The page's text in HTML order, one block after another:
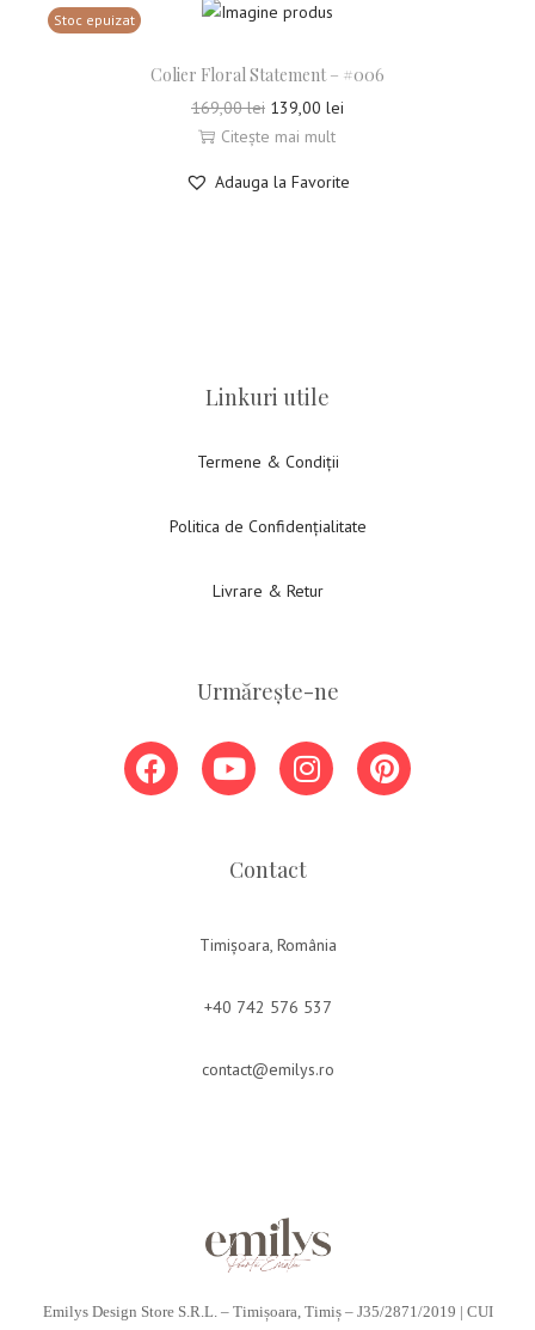
Stoc epuizat
Colier Floral Statement – #006
169,00lei 139,00 lei
Citește mai mult
Adauga la Favorite
Linkuri utile
Termene & Condiții
Politica de Confidențialitate
Livrare & Retur
Urmărește-ne
Contact
Timișoara, România
+40 742 576 537
contact@emilys.ro
Emilys Design Store S.R.L. – Timișoara, Timiș – J35/2871/2019 | CUI